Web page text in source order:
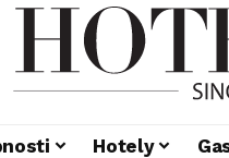
Hotely